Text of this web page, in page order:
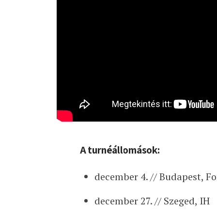
A turnéállomások:
december 4. // Budapest,
december 27. // Szeged, IH